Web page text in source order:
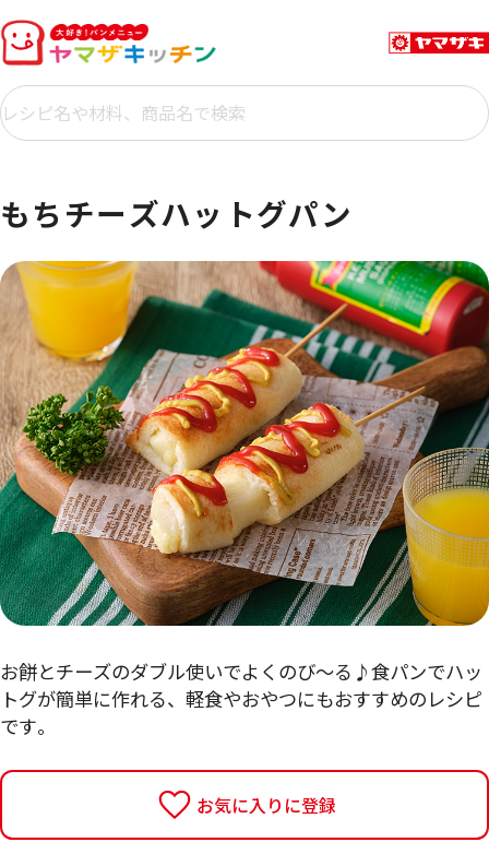
もちチーズハットグパン
お餅とチーズのダブル使いでよくのび～る♪食パンでハッ
トグが簡単に作れる、軽食やおやつにもおすすめのレシピ
です。
お気に入りに登録